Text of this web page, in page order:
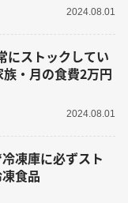
2024.08.01
にストックしてい
・月の食費2万円
2024.08.01
凍庫に必ずスト
食品